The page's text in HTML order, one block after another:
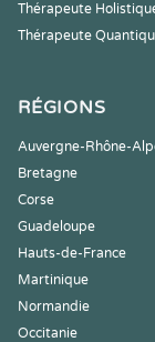
Thérapeute
Thérapeute
RÉGIONS
Auvergne-Rhône-
Bretagne
Corse
Guadeloupe
Hauts-de-France
Martinique
Normandie
Occitanie